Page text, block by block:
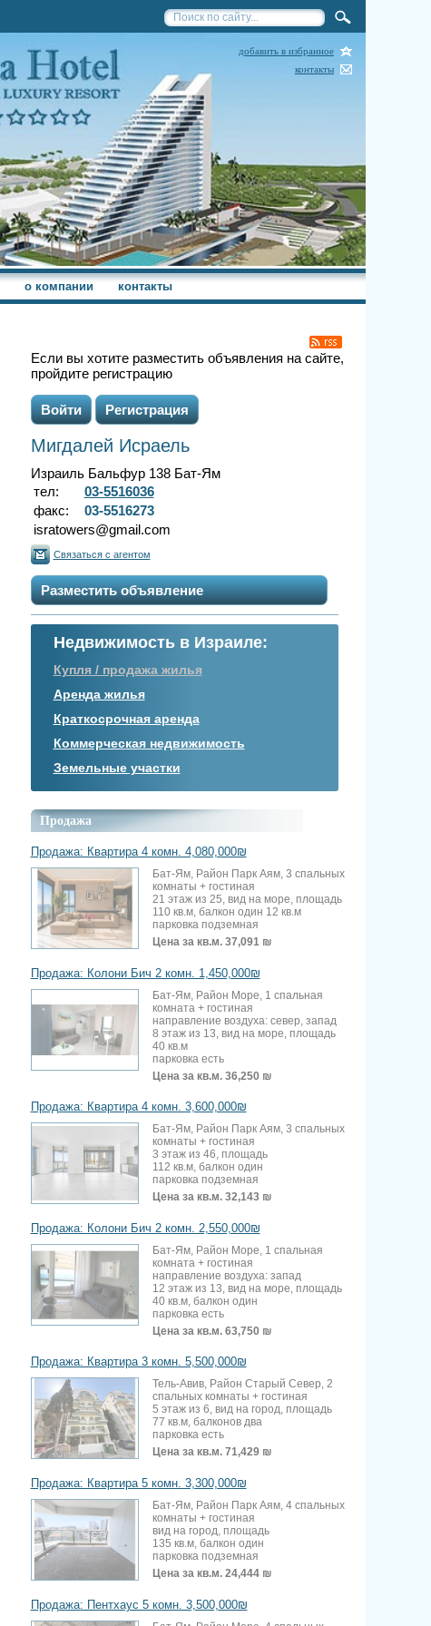
добавить в избранное
контакты
о компании контакты
Если вы хотите разместить объявления на сайте,
пройдите регистрацию
Войти Регистрация
Мигдалей Исраель
Израиль Бальфур 138 Бат-Ям
тел:
03-5516036
факс:
03-5516273
isratowers@gmail.com
Связаться с агентом
Разместить объявление
Недвижимость в Израиле:
Купля / продажа жилья
Аренда жилья
Краткосрочная аренда
Коммерческая недвижимость
Земельные участки
Продажа
Продажа: Квартира 4 комн. 4,080,000₪
Бат-Ям, Район Парк Аям, 3 спальных
комнаты + гостиная
21 этаж из 25, вид на море, площадь
110 кв.м, балкон один 12 кв.м
парковка подземная
Цена за кв.м. 37,091 ₪
Продажа: Колони Бич 2 комн. 1,450,000₪
Бат-Ям, Район Море, 1 спальная
комната + гостиная
направление воздуха: север, запад
8 этаж из 13, вид на море, площадь
40 кв.м
парковка есть
Цена за кв.м. 36,250 ₪
Продажа: Квартира 4 комн. 3,600,000₪
Бат-Ям, Район Парк Аям, 3 спальных
комнаты + гостиная
3 этаж из 46, площадь
112 кв.м, балкон один
парковка подземная
Цена за кв.м. 32,143 ₪
Продажа: Колони Бич 2 комн. 2,550,000₪
Бат-Ям, Район Море, 1 спальная
комната + гостиная
направление воздуха: запад
12 этаж из 13, вид на море, площадь
40 кв.м, балкон один
парковка есть
Цена за кв.м. 63,750 ₪
Продажа: Квартира 3 комн. 5,500,000₪
Тель-Авив, Район Старый Север, 2
спальных комнаты + гостиная
5 этаж из 6, вид на город, площадь
77 кв.м, балконов два
парковка есть
Цена за кв.м. 71,429 ₪
Продажа: Квартира 5 комн. 3,300,000₪
Бат-Ям, Район Парк Аям, 4 спальных
комнаты + гостиная
вид на город, площадь
135 кв.м, балкон один
парковка подземная
Цена за кв.м. 24,444 ₪
Продажа: Пентхаус 5 комн. 3,500,000₪